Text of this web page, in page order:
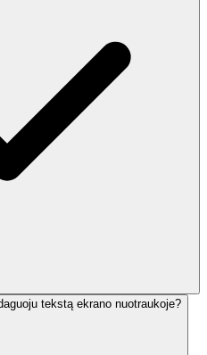
tekstą ekrano nuotraukoje?